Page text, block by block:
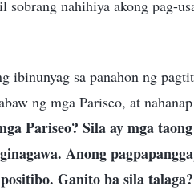
nahihiya akong pag-
ibinunyag sa panahon ng
ng mga Pariseo, at
Pariseo? Sila ay mga
Anong
Ganito ba sila